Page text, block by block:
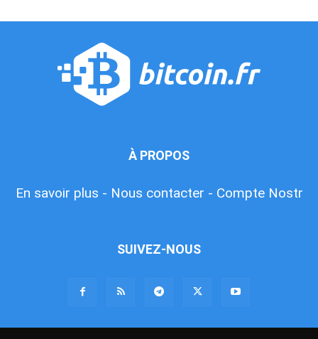
À PROPOS
En savoir plus - Nous contacter - Compte Nostr
SUIVEZ-NOUS